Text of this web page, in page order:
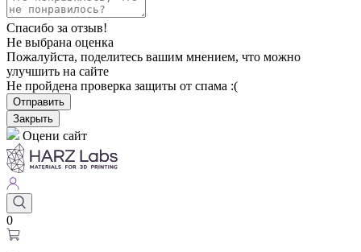
Спасибо за отзыв!
Не выбрана оценка
Пожалуйста, поделитесь вашим мнением, что можно
улучшить на сайте
Не пройдена проверка защиты от спама :(
Отправить
Закрыть
Оцени сайт
0